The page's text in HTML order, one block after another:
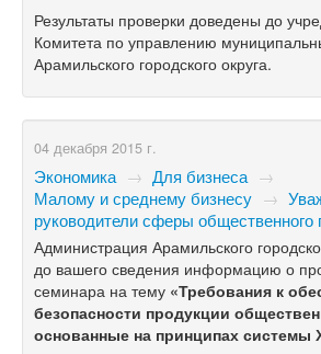
Результаты проверки доведены до
Комитета по управлению
Арамильского городского округа.
04 декабря 2015 г.
Экономика → Для бизнеса →
Малому и среднему бизнесу →
руководители сферы общественного
Администрация Арамильского
до вашего сведения информацию о
семинара на тему «Требования к
безопасности продукции
основанные на принципах системы